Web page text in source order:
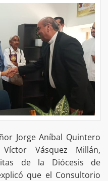
Jorge Aníbal Quintero
Vásquez Millán,
de la Diócesis de
que el Consultorio